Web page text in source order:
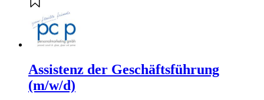
Assistenz der Geschäftsführung
(m/w/d)